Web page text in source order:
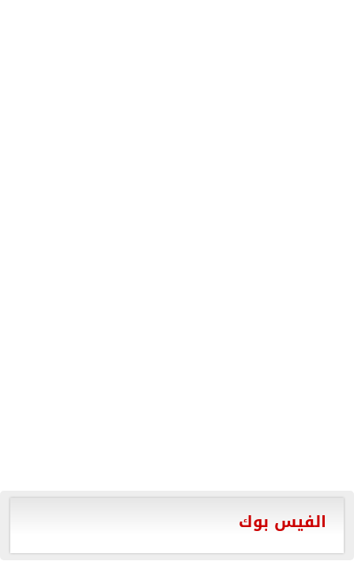
الفيس بوك